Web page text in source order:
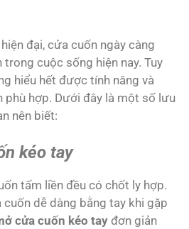
đại, cửa cuốn ngày càng
cuộc sống hiện nay. Tuy
hiểu hết được tính năng và
phù hợp. Dưới đây là một số lưu
nên biết:
kéo tay
tấm liền đều có chốt ly hợp.
dễ dàng bằng tay khi gặp
cửa cuốn kéo tayđơn giản